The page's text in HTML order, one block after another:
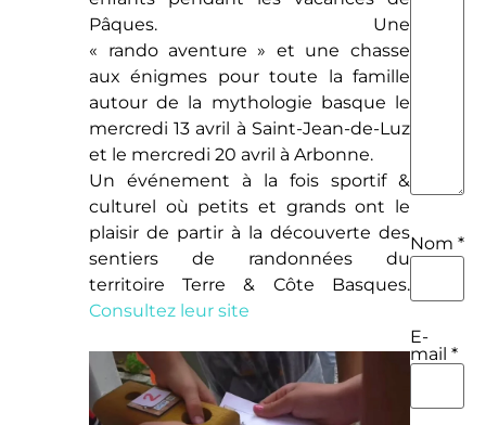
Pâques. Une
« rando aventure » et une chasse
aux énigmes pour toute la famille
autour de la mythologie basque le
mercredi 13 avril à Saint-Jean-de-Luz
et le mercredi 20 avril à Arbonne.
Un événement à la fois sportif &
culturel où petits et grands ont le
plaisir de partir à la découverte des
sentiers de randonnées du
territoire Terre & Côte Basques.
Consultez leur site
Nom *
E-
mail *